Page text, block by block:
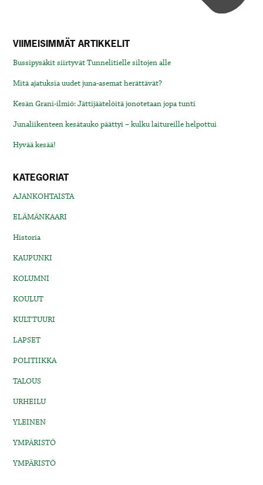
VIIMEISIMMÄT ARTIKKELIT
Bussipysäkit siirtyvät Tunnelitielle siltojen alle
Mitä ajatuksia uudet juna-asemat herättävät?
Kesän Grani-ilmiö: Jättijäätelöitä jonotetaan jopa tunti
Junaliikenteen kesätauko päättyi – kulku laitureille helpottui
Hyvää kesää!
KATEGORIAT
AJANKOHTAISTA
ELÄMÄNKAARI
Historia
KAUPUNKI
KOLUMNI
KOULUT
KULTTUURI
LAPSET
POLITIIKKA
TALOUS
URHEILU
YLEINEN
YMPÄRISTÖ
YMPÄRISTÖ